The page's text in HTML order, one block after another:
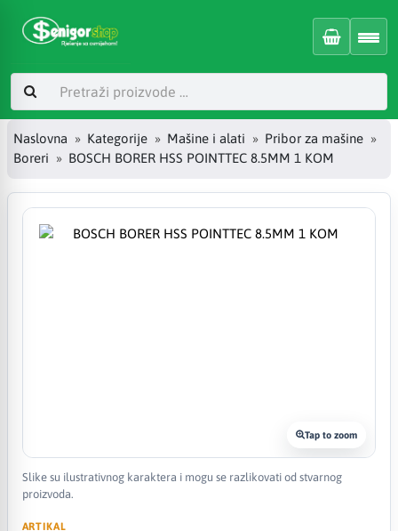
Naslovna Kategorije Mašine i alati
Pribor za mašine
Boreri
BOSCH BORER HSS POINTTEC 8.5MM 1 KOM
Tap to zoom
Slike su ilustrativnog karaktera i mogu se razlikovati od stvarnog
proizvoda.
ARTIKAL